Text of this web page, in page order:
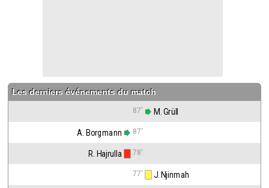
Les derniers événements du match
87' M. Grüll
A. Borgmann 87'
R. Hajrulla 78'
77' J. Njinmah